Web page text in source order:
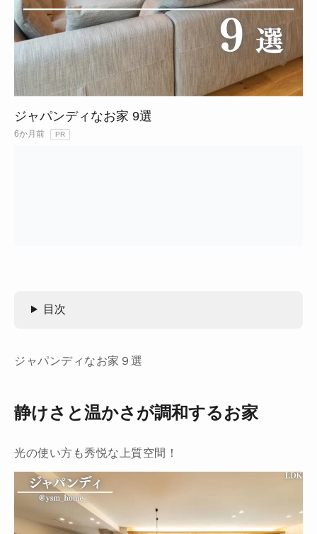
ジャパンディなお家 9選
6か月前 PR
目次
ジャパンディなお家９選
静けさと温かさが調和するお家
光の使い方も秀悦な上質空間！